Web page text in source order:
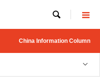

China Information Column